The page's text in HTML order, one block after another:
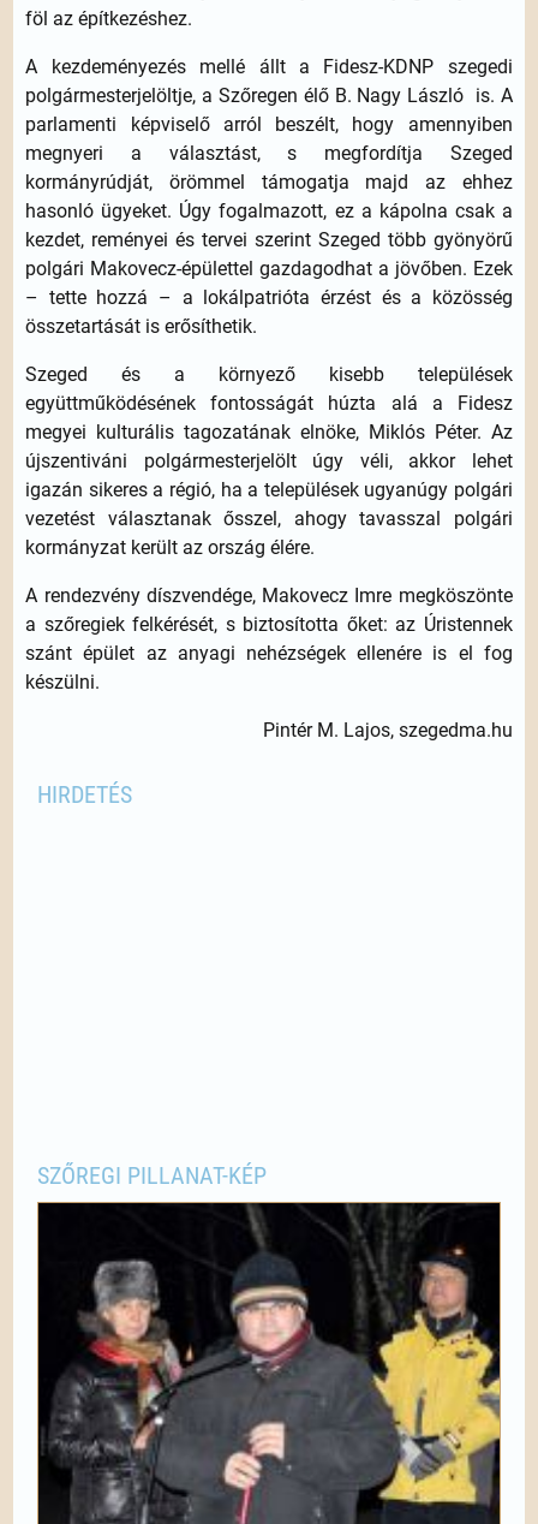
föl az építkezéshez.
A kezdeményezés mellé állt a Fidesz-KDNP szegedi
polgármesterjelöltje, a Szőregen élő B. Nagy László is. A
parlamenti képviselő arról beszélt, hogy amennyiben
megnyeri a választást, s megfordítja Szeged
kormányrúdját, örömmel támogatja majd az ehhez
hasonló ügyeket. Úgy fogalmazott, ez a kápolna csak a
kezdet, reményei és tervei szerint Szeged több gyönyörű
polgári Makovecz-épülettel gazdagodhat a jövőben. Ezek
– tette hozzá – a lokálpatrióta érzést és a közösség
összetartását is erősíthetik.
Szeged és a környező kisebb települések
együttműködésének fontosságát húzta alá a Fidesz
megyei kulturális tagozatának elnöke, Miklós Péter. Az
újszentiváni polgármesterjelölt úgy véli, akkor lehet
igazán sikeres a régió, ha a települések ugyanúgy polgári
vezetést választanak ősszel, ahogy tavasszal polgári
kormányzat került az ország élére.
A rendezvény díszvendége, Makovecz Imre megköszönte
a szőregiek felkérését, s biztosította őket: az Úristennek
szánt épület az anyagi nehézségek ellenére is el fog
készülni.
Pintér M. Lajos, szegedma.hu
HIRDETÉS
SZŐREGI PILLANAT-KÉP